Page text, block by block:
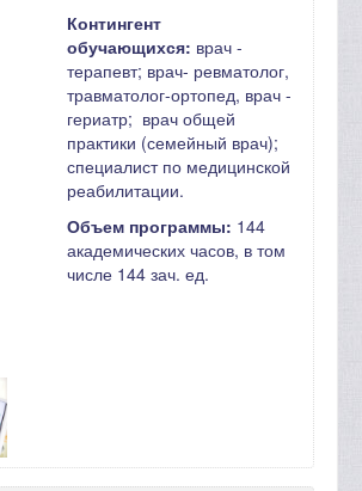
Контингент
обучающихся: врач -
терапевт; врач- ревматолог,
травматолог-ортопед, врач -
гериатр; врач общей
практики (семейный врач);
специалист по медицинской
реабилитации.
Объем программы: 144
академических часов, в том
числе 144 зач. ед.